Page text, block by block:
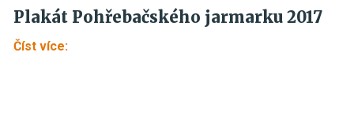
Plakát Pohřebačského jarmarku 2017
Číst více:„Plakát Pohřebačského jarmarku 2017“